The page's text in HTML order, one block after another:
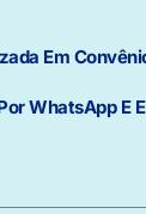
Em
WhatsApp E